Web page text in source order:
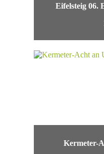
Eifelsteig 06.
Kermeter-